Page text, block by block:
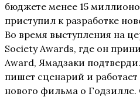
бюджете менее 15
приступил к разработке
Во время выступления на
Society Awards, где он
Award, Ямадзаки
пишет сценарий и
нового фильма о Годзилле.